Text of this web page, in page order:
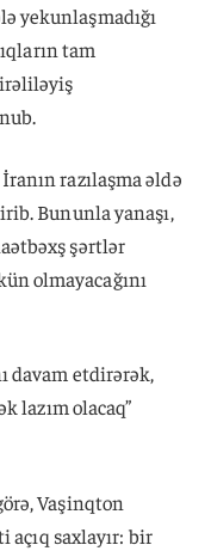
yekunlaşmadığı
tam
irəliləyiş
razılaşma əldə
Bununla yanaşı,
şərtlər
olmayacağını
davam etdirərək,
lazım olacaq”
Vaşinqton
saxlayır: bir